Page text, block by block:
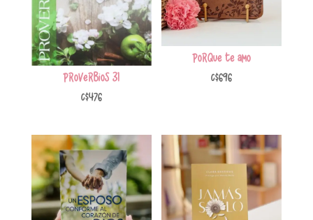
Proverbios 31
C$476
Porque te amo
C$696